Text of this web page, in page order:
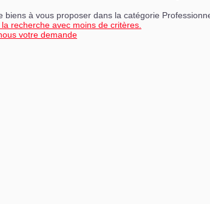
biens à vous proposer dans la catégorie
recherche avec moins de critères.
votre demande